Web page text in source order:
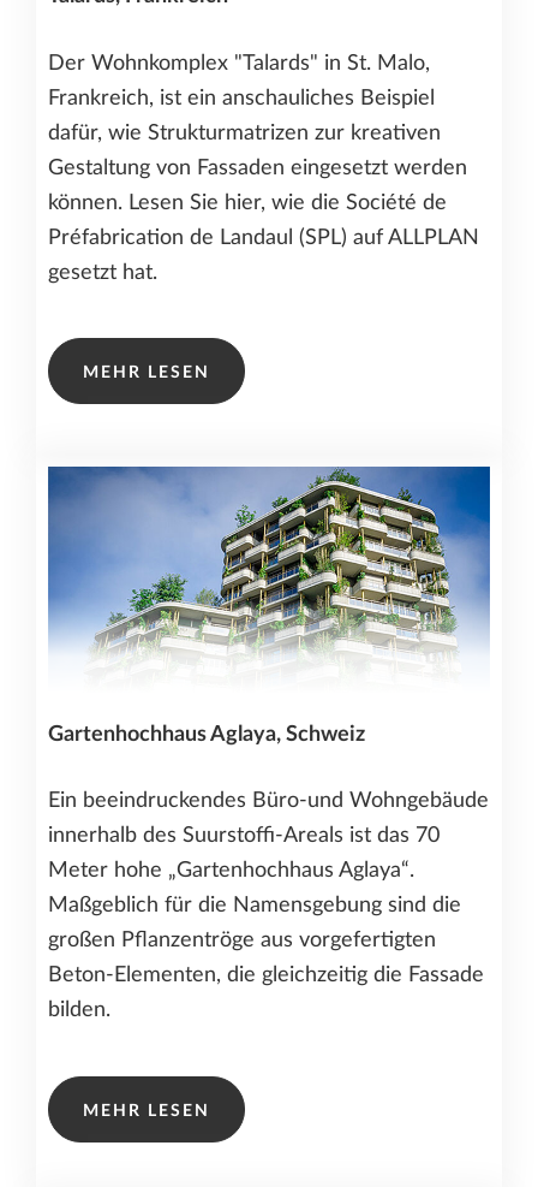
Der Wohnkomplex "Talards" in St. Malo,
Frankreich, ist ein anschauliches Beispiel
dafür, wie Strukturmatrizen zur kreativen
Gestaltung von Fassaden eingesetzt werden
können. Lesen Sie hier, wie die Société de
Préfabrication de Landaul (SPL) auf ALLPLAN
gesetzt hat.
MEHR LESEN
Gartenhochhaus Aglaya, Schweiz
Ein beeindruckendes Büro-und Wohngebäude
innerhalb des Suurstoffi-Areals ist das 70
Meter hohe „Gartenhochhaus Aglaya“.
Maßgeblich für die Namensgebung sind die
großen Pflanzentröge aus vorgefertigten
Beton-Elementen, die gleichzeitig die Fassade
bilden.
MEHR LESEN